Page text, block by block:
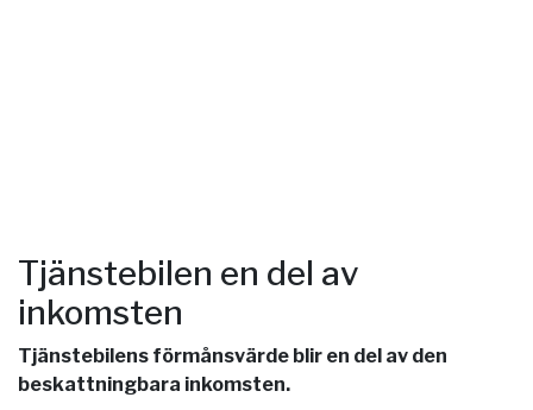
Tjänstebilen en del av
inkomsten
Tjänstebilens förmånsvärde blir en del av den
beskattningbara inkomsten.